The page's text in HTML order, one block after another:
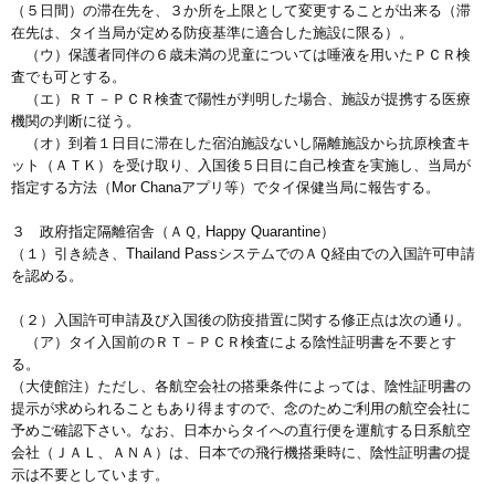
（５日間）の滞在先を、３か所を上限として変更することが出来る（滞
在先は、タイ当局が定める防疫基準に適合した施設に限る）。
（ウ）保護者同伴の６歳未満の児童については唾液を用いたＰＣＲ検
査でも可とする。
（エ）ＲＴ－ＰＣＲ検査で陽性が判明した場合、施設が提携する医療
機関の判断に従う。
（オ）到着１日目に滞在した宿泊施設ないし隔離施設から抗原検査キ
ット（ＡＴＫ）を受け取り、入国後５日目に自己検査を実施し、当局が
指定する方法（Mor Chanaアプリ等）でタイ保健当局に報告する。
３ 政府指定隔離宿舎（ＡＱ, Happy Quarantine）
（１）引き続き、Thailand PassシステムでのＡＱ経由での入国許可申請
を認める。
（２）入国許可申請及び入国後の防疫措置に関する修正点は次の通り。
（ア）タイ入国前のＲＴ－ＰＣＲ検査による陰性証明書を不要とす
る。
（大使館注）ただし、各航空会社の搭乗条件によっては、陰性証明書の
提示が求められることもあり得ますので、念のためご利用の航空会社に
予めご確認下さい。なお、日本からタイへの直行便を運航する日系航空
会社（ＪＡＬ、ＡＮＡ）は、日本での飛行機搭乗時に、陰性証明書の提
示は不要としています。